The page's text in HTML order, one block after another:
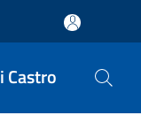
Castro